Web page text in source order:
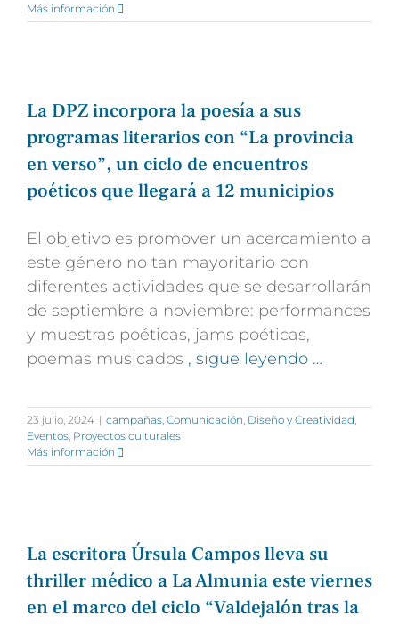
Más información
La DPZ incorpora la poesía a sus
programas literarios con “La provincia
en verso”, un ciclo de encuentros
poéticos que llegará a 12 municipios
El objetivo es promover un acercamiento a
este género no tan mayoritario con
diferentes actividades que se desarrollarán
de septiembre a noviembre: performances
y muestras poéticas, jams poéticas,
poemas musicados , sigue leyendo …
23 julio, 2024 | campañas, Comunicación, Diseño y Creatividad,
Eventos, Proyectos culturales
Más información
La escritora Úrsula Campos lleva su
thriller médico a La Almunia este viernes
en el marco del ciclo “Valdejalón tras la